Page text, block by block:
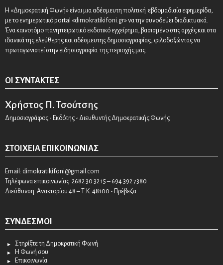
Η «Δημοκρατική Φωνή» είναι μια αδέσμευτη πολιτική εβδομαδιαία εφημερίδα,
με το ενημερωτικό portal «dimokratikifoni.gr» να την συνοδεύει διαδικτυακά.
Ένα καινοτόμο πανηπειρωτικό εκδοτικό εγχείρημα, βασισμένο στις αρχές και στα
ιδανικά της ελεύθερης και αδέσμευτης δημοσιογραφίας, φιλοδοξώντας να
πρωταγωνιστεί στην ειδησιογραφία της περιοχής μας.
ΟΙ ΣΥΝΤΆΚΤΕΣ
Χρήστος Π. Τσούτσης
Δημοσιογράφος - Εκδότης - Διευθυντής Δημοκρατικής Φωνής
ΣΤΟΙΧΕΊΑ ΕΠΙΚΟΙΝΩΝΊΑΣ
Email: dimokratikifoni@gmail.com
Τηλέφωνα επικοινωνίας: 2682 30 32 15 – 694 392 7380
Διεύθυνση: Ανακτορίου 48 – Τ.Κ. 48100 - Πρέβεζα
ΣΎΝΔΕΣΜΟΙ
Στηρίξτε τη Δημοκρατική Φωνή
Η Φωνή σου
Επικοινωνία